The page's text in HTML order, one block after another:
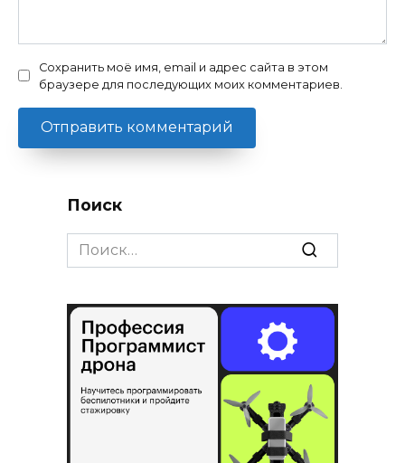
Сохранить моё имя, email и адрес сайта в этом
браузере для последующих моих комментариев.
Поиск
Search
for: